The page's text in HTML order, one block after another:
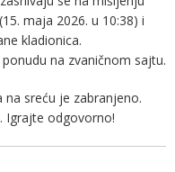
maja 2026. u 10:38) i
kladionica.
na zvaničnom sajtu.
sreću je zabranjeno.
Igrajte odgovorno!